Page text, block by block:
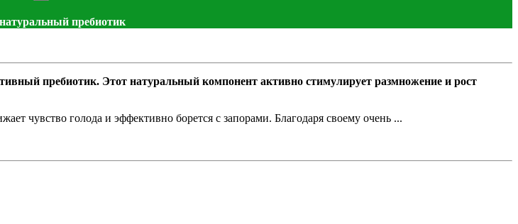
пребиотик
пребиотик. Этот натуральный компонент активно стимулирует размножение и рост
чувство голода и эффективно борется с запорами. Благодаря своему очень ...